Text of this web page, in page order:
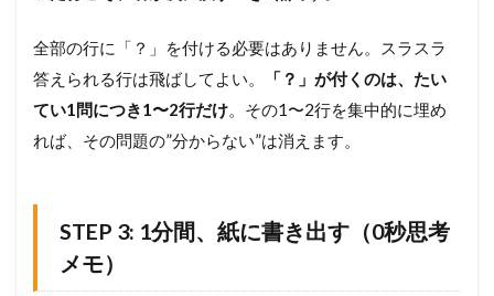
え
る
す
る
ソ
ー
ス
全部の行に「？」を付ける必要はありません。スラスラ
答えられる行は飛ばしてよい。
「？」が付くのは、たい
てい1問につき1〜2行だけ。その1〜2行を集中的に埋め
れば、その問題の”分からない”は消えます。
STEP 3: 1分間、紙に書き出す（0秒思考
メモ）